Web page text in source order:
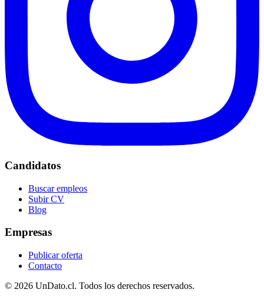
Candidatos
Buscar empleos
Subir CV
Blog
Empresas
Publicar oferta
Contacto
© 2026 UnDato.cl. Todos los derechos reservados.